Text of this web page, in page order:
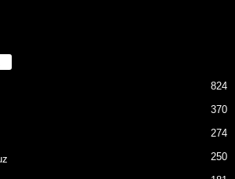
824
370
274
250